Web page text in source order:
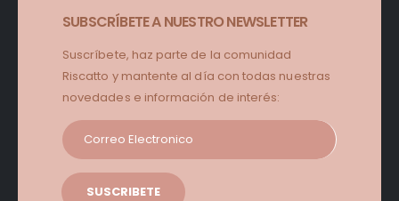
SUBSCRÍBETE A NUESTRO NEWSLETTER
Suscríbete, haz parte de la comunidad
Riscatto y mantente al día con todas nuestras
novedades e información de interés: